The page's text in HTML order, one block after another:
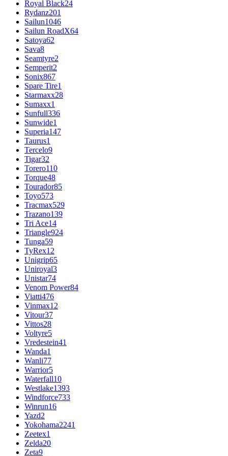
Royal Black24
Rydanz201
Sailun1046
Sailun RoadX64
Satoya62
Sava8
Seamtyre2
Semperit2
Sonix867
Spare Tire1
Starmaxx28
Sumaxx1
Sunfull336
Sunwide1
Superia147
Taurus1
Tercelo9
Tigar32
Torero110
Torque48
Tourador85
Toyo573
Tracmax529
Trazano139
Tri Ace14
Triangle924
Tunga59
TyRex12
Unigrip65
Uniroyal3
Unistar74
Venom Power84
Viatti476
Vinmax12
Vitour37
Vittos28
Voltyre5
Vredestein41
Wanda1
Wanli77
Warrior5
Waterfall10
Westlake1393
Windforce733
Winrun16
Yazd2
Yokohama2241
Zeetex1
Zelda20
Zeta9